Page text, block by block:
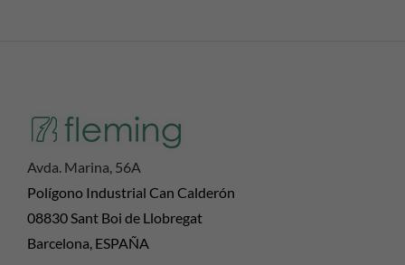
Avda. Marina, 56A
Polígono Industrial Can Calderón
08830 Sant Boi de Llobregat
Barcelona, ESPAÑA